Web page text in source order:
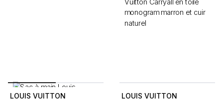
LOUIS VUITTON
LOUIS VUITTON